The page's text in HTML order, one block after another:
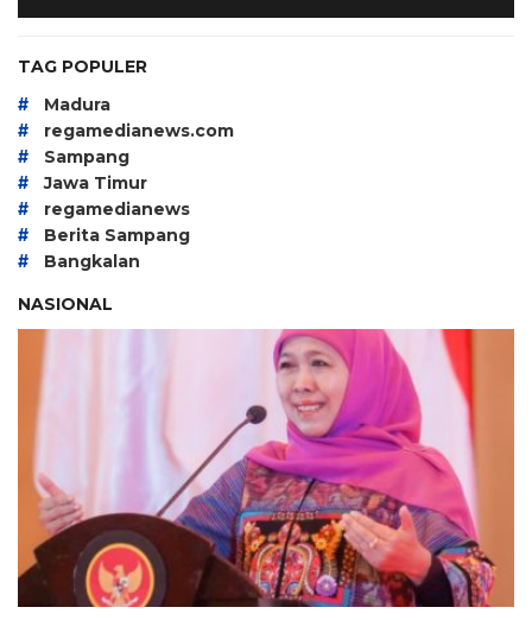
TAG POPULER
# Madura
# regamedianews.com
# Sampang
# Jawa Timur
# regamedianews
# Berita Sampang
#
Bangkalan
NASIONAL